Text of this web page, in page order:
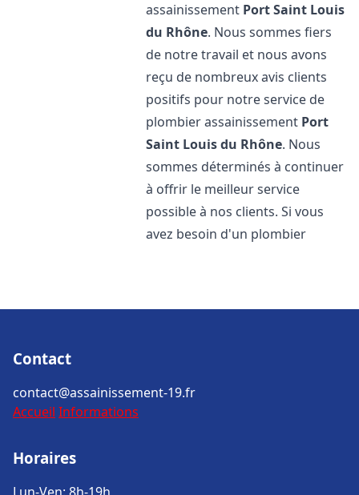
assainissement Port Saint Louis
du Rhône. Nous sommes fiers
de notre travail et nous avons
reçu de nombreux avis clients
positifs pour notre service de
plombier assainissement Port
Saint Louis du Rhône. Nous
sommes déterminés à continuer
à offrir le meilleur service
possible à nos clients. Si vous
avez besoin d'un plombier
Contact
contact@assainissement-19.fr
Accueil Informations
Horaires